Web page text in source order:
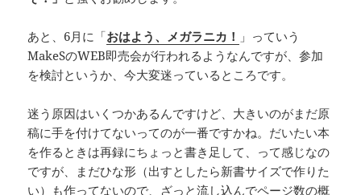
あと、6月に「おはよう、メガラニカ！ 」っていう
MakeSのWEB即売会が行われるようなんですが、参加
を検討というか、今大変迷っているところです。
迷う原因はいくつかあるんですけど、大きいのがまだ原
稿に手を付けてないってのが一番ですかね。だいたい本
を作るときは再録にちょっと書き足して、って感じなの
ですが、まだひな形（出すとしたら新書サイズで作りた
い）も作ってないので、ざっと流し込んでページ数の概